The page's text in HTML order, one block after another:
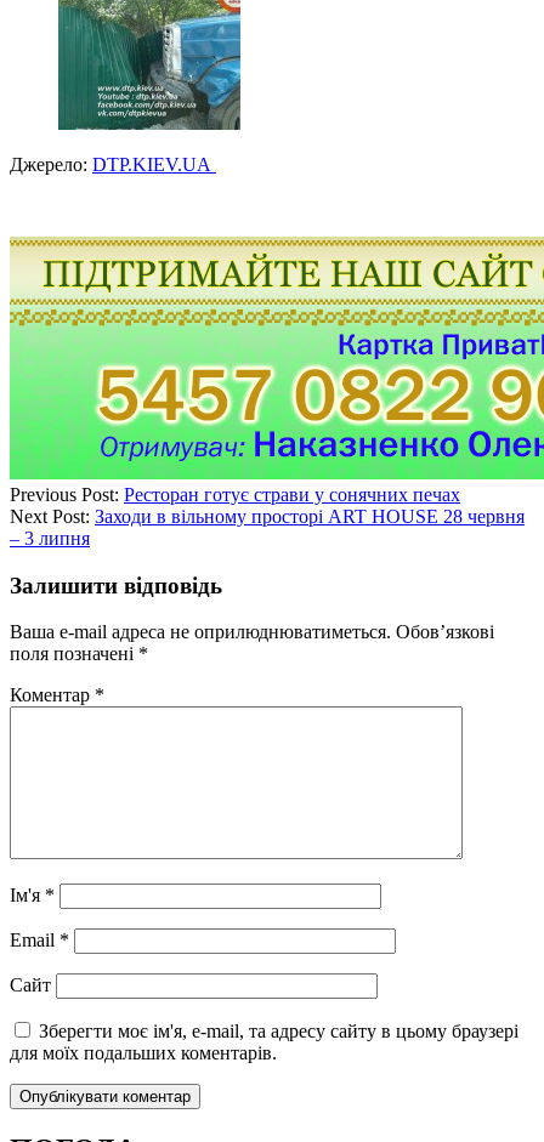
Джерело: DTP.KIEV.UA
Previous Post: Ресторан готує страви у сонячних печах
Next Post: Заходи в вільному просторі ART HOUSE 28 червня
– 3 липня
Залишити відповідь
Ваша e-mail адреса не оприлюднюватиметься. Обов’язкові
поля позначені *
Коментар *
Ім'я *
Email *
Сайт
Зберегти моє ім'я, e-mail, та адресу сайту в цьому браузері
для моїх подальших коментарів.